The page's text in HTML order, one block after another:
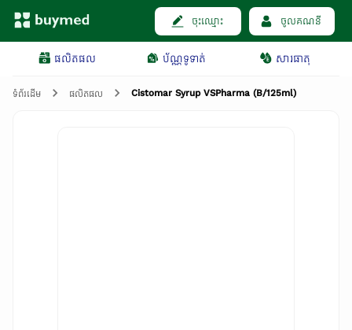
ចុះឈ្មោះ ចូលគណនី
ផលិតផល ប័ណ្ណទូទាត់ សារធាតុ
ទំព័រដើម ផលិតផល Cistomar Syrup​ VSPharma (B/125ml)